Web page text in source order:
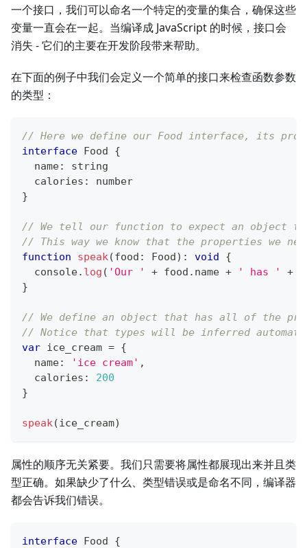
一个接口，我们可以命名一个特定的变量的集合，确保这些
变量一直会在一起。当编译成 JavaScript 的时候，接口会
消失 - 它们的主要在开发阶段带来帮助。
在下面的例子中我们会定义一个简单的接口来检查函数参数
的类型：
// Here we define our Food interface, its
interface Food
{
  name
:
string
  calories
:
number
}
// We tell our function to expect an object
// This way we know that the properties we
function
speak(food : Food) : void
{
console. log ( 'Our ' + food . name + ' has ' +
}
// We define an object that has all of the
// Notice that types will be inferred
var ice_cream = {
  name
: 'ice cream' ,
  calories
:
200
}
speak(ice_cream)
属性的顺序无关紧要。我们只需要将属性都展现出来并且类
型正确。如果缺少了什么、类型错误或是命名不同，编译器
都会告诉我们错误。
interface Food {